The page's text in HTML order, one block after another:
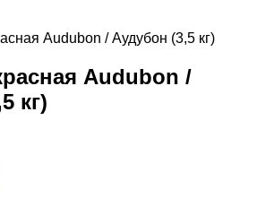
Audubon / Аудубон (3,5 кг)
Audubon /
кг)